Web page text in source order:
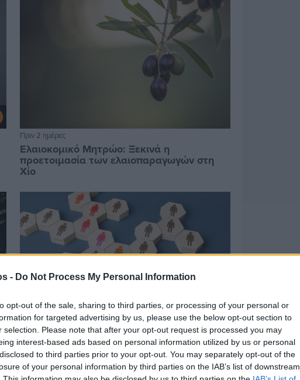
- Do Not Process My Personal Information
opt-out of the sale, sharing to third parties, or processing of your personal or
for targeted advertising by us, please use the below opt-out section to
selection. Please note that after your opt-out request is processed you may
interest-based ads based on personal information utilized by us or personal
to third parties prior to your opt-out. You may separately opt-out of the
of your personal information by third parties on the IAB’s list of downstream
Πριν 2 ημέρες
Ελαιοκομικό Μητρώο: Ξεκινά η
προετοιμασία των ελαιοπαραγωγών στη
Χίο
Πριν 2 ημέρες
Αδειάζουν τα νησιά – Το δημογραφικό στο